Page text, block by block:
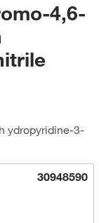
4,6-
ydropyridine-3-
30948590